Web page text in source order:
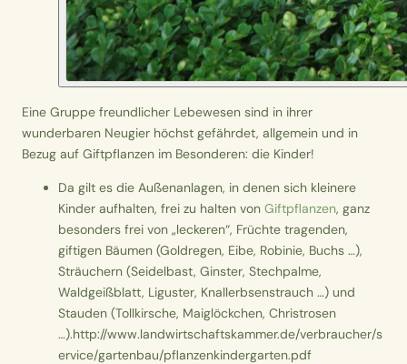
Eine Gruppe freundlicher Lebewesen sind in ihrer
wunderbaren Neugier höchst gefährdet, allgemein und in
Bezug auf Giftpflanzen im Besonderen: die Kinder!
Da gilt es die Außenanlagen, in denen sich kleinere
Kinder aufhalten, frei zu halten von Giftpflanzen, ganz
besonders frei von „leckeren“, Früchte tragenden,
giftigen Bäumen (Goldregen, Eibe, Robinie, Buchs …),
Sträuchern (Seidelbast, Ginster, Stechpalme,
Waldgeißblatt, Liguster, Knallerbsenstrauch …) und
Stauden (Tollkirsche, Maiglöckchen, Christrosen
…).http://www.landwirtschaftskammer.de/verbraucher/s
ervice/gartenbau/pflanzenkindergarten.pdf